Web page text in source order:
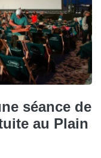
séance de
au Plain